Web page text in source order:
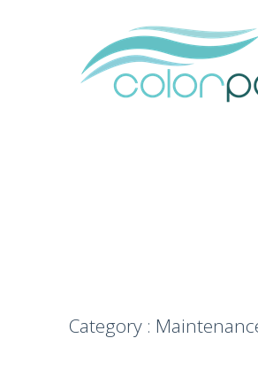
Category :